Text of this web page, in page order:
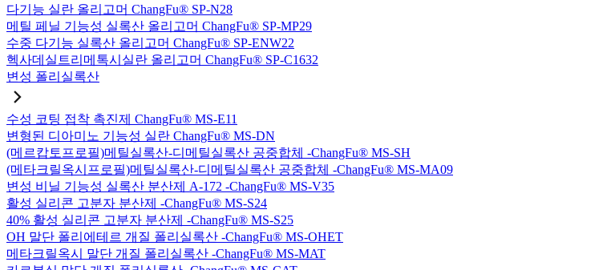
다기능 실란 올리고머 ChangFu® SP-N28
메틸 페닐 기능성 실록산 올리고머 ChangFu® SP-MP29
수중 다기능 실록산 올리고머 ChangFu® SP-ENW22
헥사데실트리메톡시실란 올리고머 ChangFu® SP-C1632
변성 폴리실록산
수성 코팅 접착 촉진제 ChangFu® MS-E11
변형된 디아미노 기능성 실란 ChangFu® MS-DN
(메르캅토프로필)메틸실록산-디메틸실록산 공중합체 -ChangFu® MS-SH
(메타크릴옥시프로필)메틸실록산-디메틸실록산 공중합체 -ChangFu® MS-MA09
변성 비닐 기능성 실록산 분산제 A-172 -ChangFu® MS-V35
활성 실리콘 고분자 분산제 -ChangFu® MS-S24
40% 활성 실리콘 고분자 분산제 -ChangFu® MS-S25
OH 말단 폴리에테르 개질 폴리실록산 -ChangFu® MS-OHET
메타크릴옥시 말단 개질 폴리실록산 -ChangFu® MS-MAT